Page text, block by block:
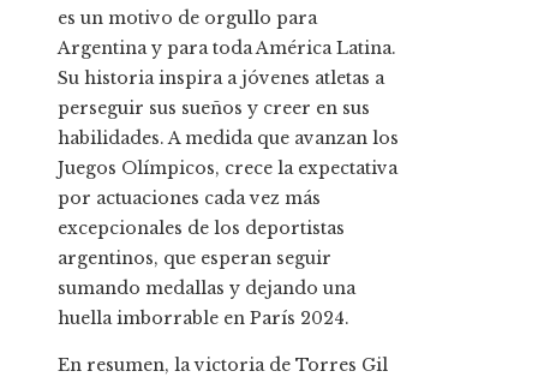
es un motivo de orgullo para
Argentina y para toda América Latina.
Su historia inspira a jóvenes atletas a
perseguir sus sueños y creer en sus
habilidades. A medida que avanzan los
Juegos Olímpicos, crece la expectativa
por actuaciones cada vez más
excepcionales de los deportistas
argentinos, que esperan seguir
sumando medallas y dejando una
huella imborrable en París 2024.
En resumen, la victoria de Torres Gil